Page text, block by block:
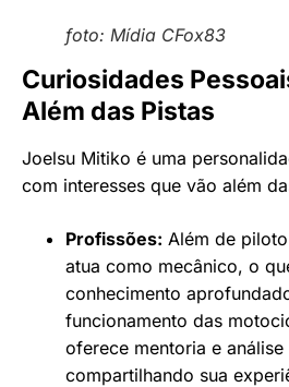
foto: Mídia CFox83
Curiosidades
Além das Pistas
Joelsu Mitiko é uma
com interesses que vão além
Profissões: Além de
atua como mecânico, o
conhecimento
funcionamento das
oferece mentoria e
compartilhando sua